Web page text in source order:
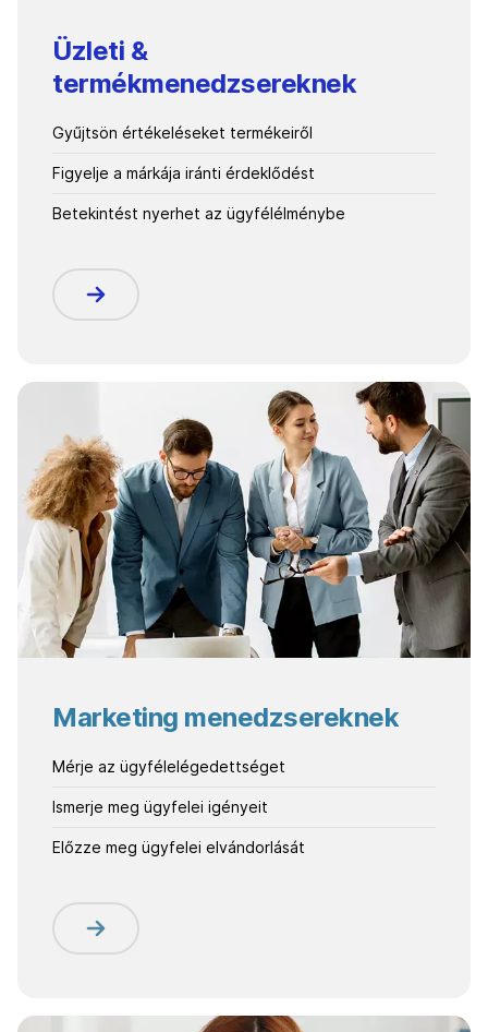
Üzleti &
termékmenedzsereknek
Gyűjtsön értékeléseket termékeiről
Figyelje a márkája iránti érdeklődést
Betekintést nyerhet az ügyfélélménybe
Marketing menedzsereknek
Mérje az ügyfélelégedettséget
Ismerje meg ügyfelei igényeit
Előzze meg ügyfelei elvándorlását